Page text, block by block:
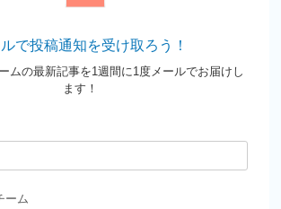
ルで投稿通知を受け取ろう！
ムの最新記事を1週間に1度メールでお届けし
ます！
ーム